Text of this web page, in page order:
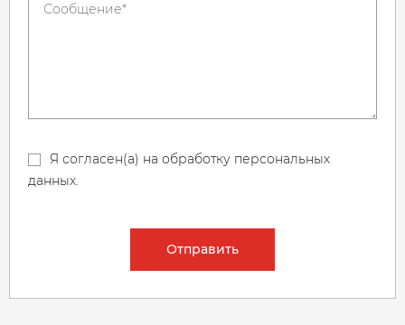
Я согласен(а) на обработку персональных
данных.
Отправить